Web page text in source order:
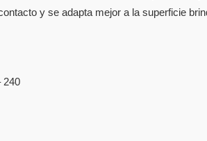
y se adapta mejor a la superficie
240